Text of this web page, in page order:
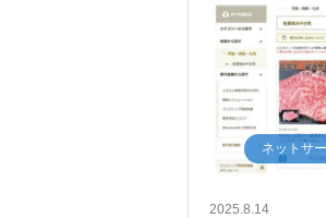
ネットサ
2025.8.14